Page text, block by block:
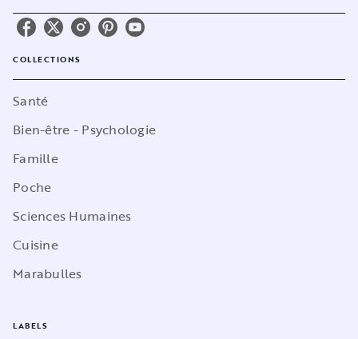
COLLECTIONS
Santé
Bien-être - Psychologie
Famille
Poche
Sciences Humaines
Cuisine
Marabulles
LABELS